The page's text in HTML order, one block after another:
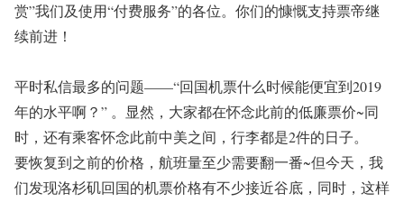
赏”我们及使用“付费服务”的各位。你们的慷慨支持票帝继
续前进！
平时私信最多的问题——“回国机票什么时候能便宜到2019
年的水平啊？” 。显然，大家都在怀念此前的低廉票价~同
时，还有乘客怀念此前中美之间，行李都是2件的日子。
要恢复到之前的价格，航班量至少需要翻一番~但今天，我
们发现洛杉矶回国的机票价格有不少接近谷底，同时，这样